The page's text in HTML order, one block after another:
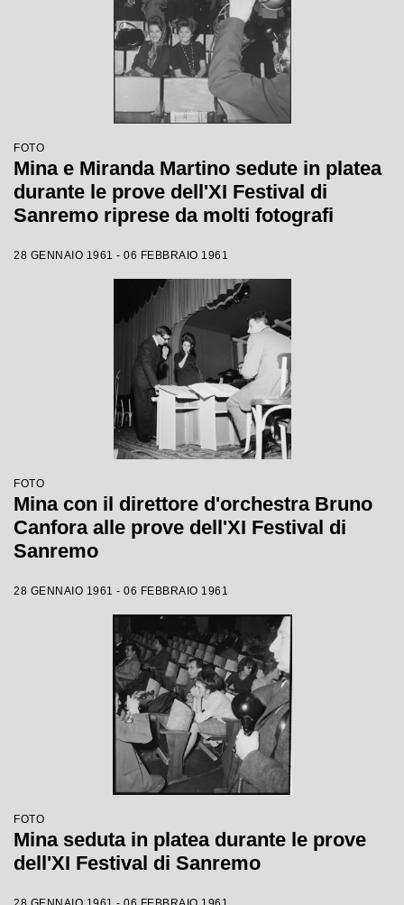
FOTO
Mina e Miranda Martino sedute in platea
durante le prove dell'XI Festival di
Sanremo riprese da molti fotografi
28 GENNAIO 1961 - 06 FEBBRAIO 1961
FOTO
Mina con il direttore d'orchestra Bruno
Canfora alle prove dell'XI Festival di
Sanremo
28 GENNAIO 1961 - 06 FEBBRAIO 1961
FOTO
Mina seduta in platea durante le prove
dell'XI Festival di Sanremo